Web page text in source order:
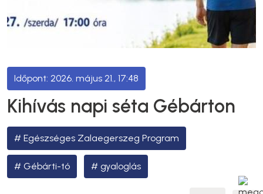
2026. május 21., 17:48
Kihívás napi séta Gébárton
Egészséges Zalaegerszeg Program
Gébárti-tó gyaloglás